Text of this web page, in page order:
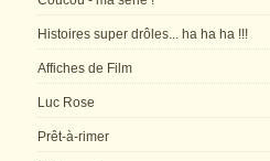
Histoires super drôles... ha ha ha !!!
Affiches de Film
Luc Rose
Prêt-à-rimer